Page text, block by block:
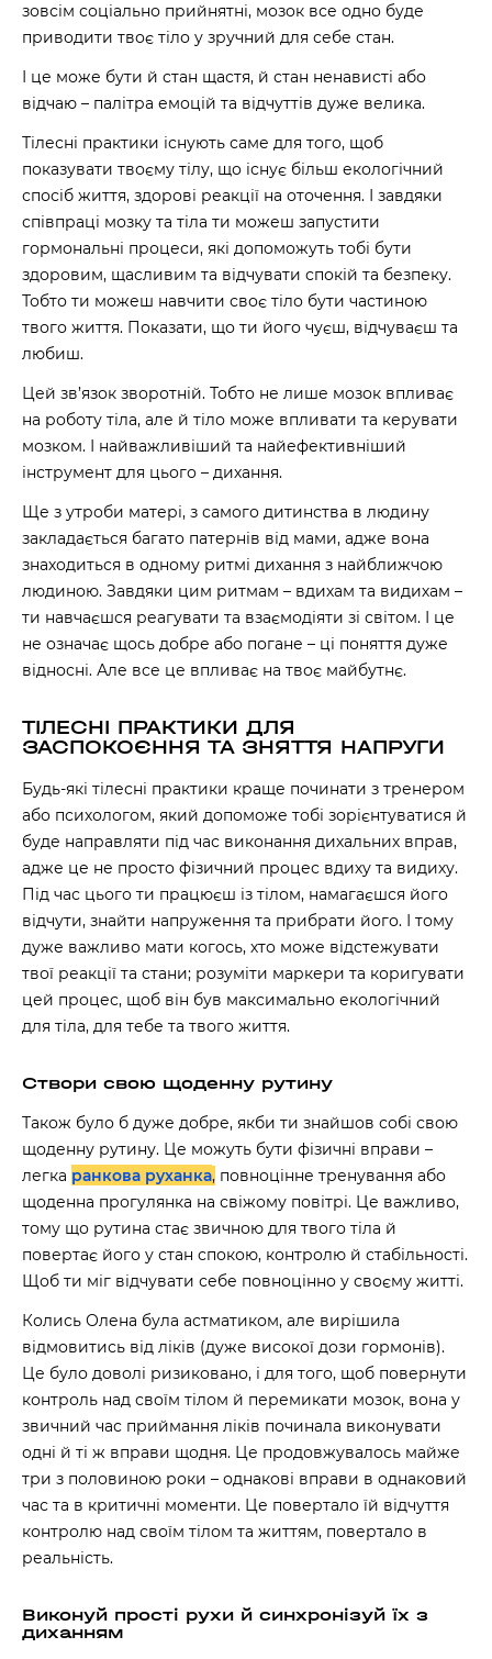
зовсім соціально прийнятні, мозок все одно буде
приводити твоє тіло у зручний для себе стан.
І це може бути й стан щастя, й стан ненависті або
відчаю – палітра емоцій та відчуттів дуже велика.
Тілесні практики існують саме для того, щоб
показувати твоєму тілу, що існує більш екологічний
спосіб життя, здорові реакції на оточення. І завдяки
співпраці мозку та тіла ти можеш запустити
гормональні процеси, які допоможуть тобі бути
здоровим, щасливим та відчувати спокій та безпеку.
Тобто ти можеш навчити своє тіло бути частиною
твого життя. Показати, що ти його чуєш, відчуваєш та
любиш.
Цей зв’язок зворотній. Тобто не лише мозок впливає
на роботу тіла, але й тіло може впливати та керувати
мозком. І найважливіший та найефективніший
інструмент для цього – дихання.
Ще з утроби матері, з самого дитинства в людину
закладається багато патернів від мами, адже вона
знаходиться в одному ритмі дихання з найближчою
людиною. Завдяки цим ритмам – вдихам та видихам –
ти навчаєшся реагувати та взаємодіяти зі світом. І це
не означає щось добре або погане – ці поняття дуже
відносні. Але все це впливає на твоє майбутнє.
ТІЛЕСНІ ПРАКТИКИ ДЛЯ
ЗАСПОКОЄННЯ ТА ЗНЯТТЯ НАПРУГИ
Будь-які тілесні практики краще починати з тренером
або психологом, який допоможе тобі зорієнтуватися й
буде направляти під час виконання дихальних вправ,
адже це не просто фізичний процес вдиху та видиху.
Під час цього ти працюєш із тілом, намагаєшся його
відчути, знайти напруження та прибрати його. І тому
дуже важливо мати когось, хто може відстежувати
твої реакції та стани; розуміти маркери та коригувати
цей процес, щоб він був максимально екологічний
для тіла, для тебе та твого життя.
Створи свою щоденну рутину
Також було б дуже добре, якби ти знайшов собі свою
щоденну рутину. Це можуть бути фізичні вправи –
легка ранкова руханка, повноцінне тренування або
щоденна прогулянка на свіжому повітрі. Це важливо,
тому що рутина стає звичною для твого тіла й
повертає його у стан спокою, контролю й стабільності.
Щоб ти міг відчувати себе повноцінно у своєму житті.
Колись Олена була астматиком, але вирішила
відмовитись від ліків (дуже високої дози гормонів).
Це було доволі ризиковано, і для того, щоб повернути
контроль над своїм тілом й перемикати мозок, вона у
звичний час приймання ліків починала виконувати
одні й ті ж вправи щодня. Це продовжувалось майже
три з половиною роки – однакові вправи в однаковий
час та в критичні моменти. Це повертало їй відчуття
контролю над своїм тілом та життям, повертало в
реальність.
Виконуй прості рухи й синхронізуй їх з
диханням